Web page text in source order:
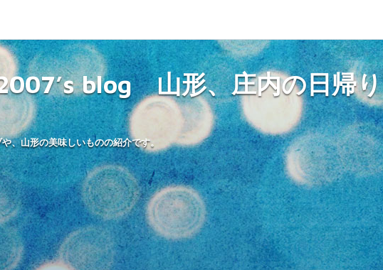
blog 山形、庄内の日帰り
、山形の美味しいものの紹介です。